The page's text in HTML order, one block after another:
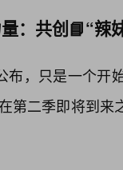
：共创📘“辣
布，只是一个
第二季即将到